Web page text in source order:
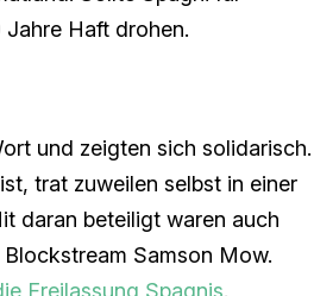
Haft drohen.
und zeigten sich solidarisch.
trat zuweilen selbst in einer
daran beteiligt waren auch
Samson Mow.
Freilassung Spagnis.